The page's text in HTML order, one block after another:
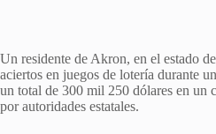
Un residente de Akron, en el estado
aciertos en juegos de lotería durante
un total de 300 mil 250 dólares en un
por autoridades estatales.